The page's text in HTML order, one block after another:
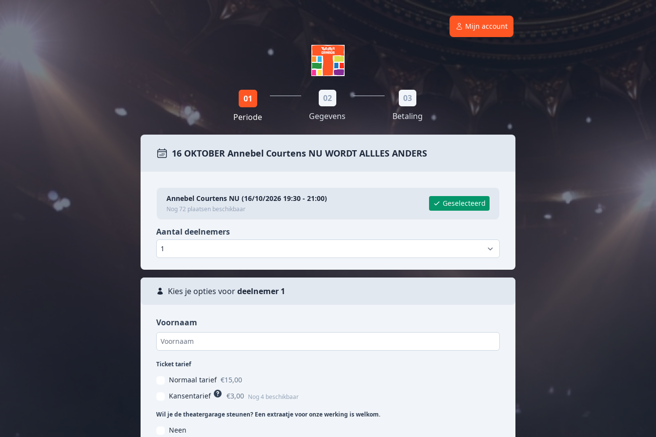
Mijn account
01
Periode
02
Gegevens
03
Betaling
16 OKTOBER Annebel Courtens NU WORDT ALLLES ANDERS
Annebel Courtens NU (16/10/2026 19:30 - 21:00)
Nog 72 plaatsen beschikbaar
Geselecteerd
Aantal deelnemers
Kies je opties voordeelnemer 1
Voornaam
Ticket tarief
Normaal tarief €15,00
Kansentarief
€3,00 Nog 4 beschikbaar
Wil je de theatergarage steunen? Een extraatje voor onze werking is welkom.
Neen